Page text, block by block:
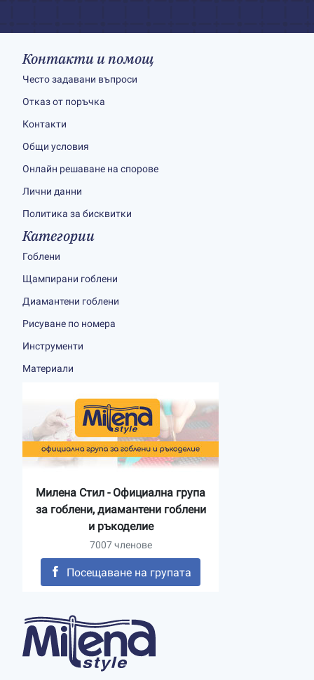
Контакти и помощ
Често задавани въпроси
Отказ от поръчка
Контакти
Общи условия
Онлайн решаване на спорове
Лични данни
Политика за бисквитки
Категории
Гоблени
Щампирани гоблени
Диамантени гоблени
Рисуване по номера
Инструменти
Материали
Милена Стил - Официална група
за гоблени, диамантени гоблени
и ръкоделие
7007 членове
Посещаване на групата